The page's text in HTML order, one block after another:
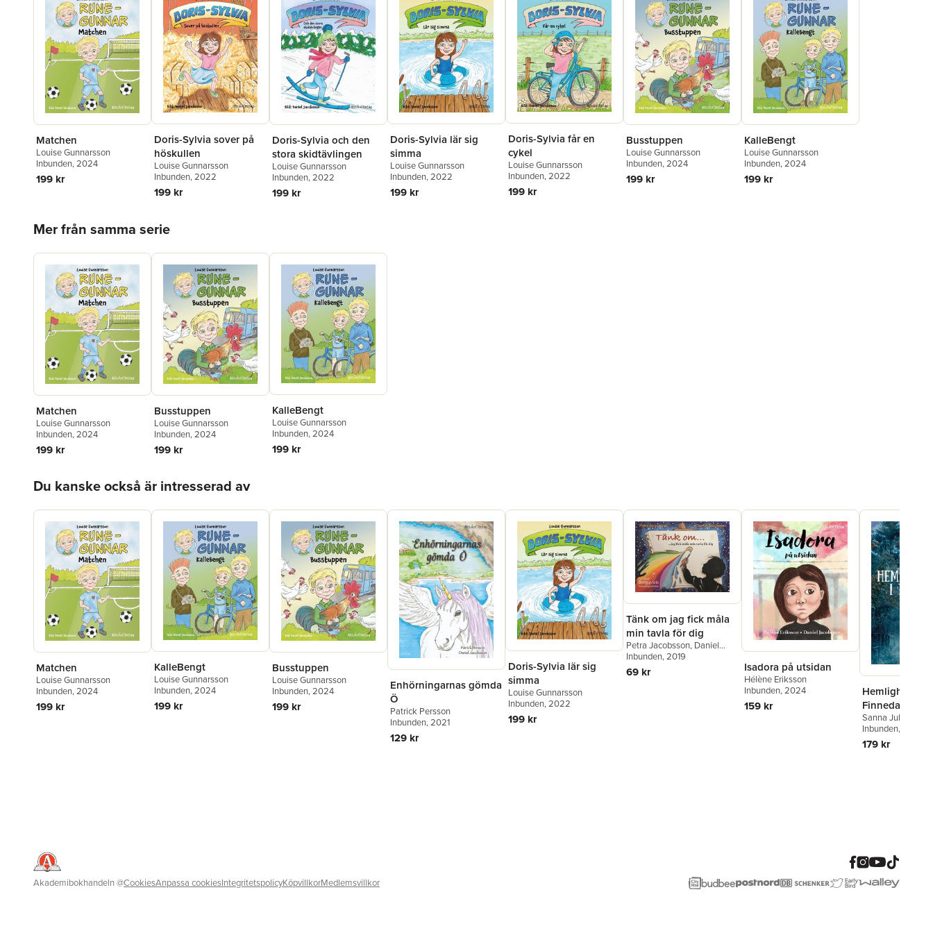
Matchen
Louise Gunnarsson
Inbunden, 2024
199 kr
Doris-Sylvia sover på
höskullen
Louise Gunnarsson
Inbunden, 2022
199 kr
Doris-Sylvia och den
stora skidtävlingen
Louise Gunnarsson
Inbunden, 2022
199 kr
Doris-Sylvia lär sig
simma
Louise Gunnarsson
Inbunden, 2022
199 kr
Doris-Sylvia får en
cykel
Louise Gunnarsson
Inbunden, 2022
199 kr
Busstuppen
Louise Gunnarsson
Inbunden, 2024
199 kr
KalleBengt
Louise Gunnarsson
Inbunden, 2024
199 kr
Mer från samma serie
Matchen
Louise Gunnarsson
Inbunden, 2024
199 kr
Busstuppen
Louise Gunnarsson
Inbunden, 2024
199 kr
KalleBengt
Louise Gunnarsson
Inbunden, 2024
199 kr
Du kanske också är intresserad av
Matchen
Louise Gunnarsson
Inbunden, 2024
199 kr
KalleBengt
Louise Gunnarsson
Inbunden, 2024
199 kr
Busstuppen
Louise Gunnarsson
Inbunden, 2024
199 kr
Enhörningarnas gömda
Ö
Patrick Persson
Inbunden, 2021
129 kr
Doris-Sylvia lär sig
simma
Louise Gunnarsson
Inbunden, 2022
199 kr
Tänk om jag fick måla
min tavla för dig
Petra Jacobsson, Daniel
Jacobsson
Inbunden, 2019
69 kr Isadora på utsidan
Hélène Eriksson
Inbunden, 2024
159 kr
Finnedal
Sanna Juhlin
Inbunden, 2022
179 kr
Akademibokhandeln@CookiesAnpassa cookiesIntegritetspolicyKöpvillkorMedlemsvillkor